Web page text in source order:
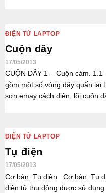
ĐIỆN TỬ LAPTOP
Cuộn dây
17/05/2013
CUỘN DÂY 1 – Cuộn cảm.
gồm một số vòng dây quấn lại
sơn emay cách điện, lõi cuộn
ĐIỆN TỬ LAPTOP
Tụ điện
17/05/2013
Cơ bản: Tụ điện Cơ bản: Tụ
điện tử thụ động được sử